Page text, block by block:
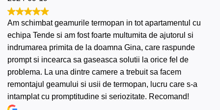
Am schimbat geamurile termopan in tot apartamentul cu
echipa Tende si am fost foarte multumita de ajutorul si
indrumarea primita de la doamna Gina, care raspunde
prompt si incearca sa gaseasca solutii la orice fel de
problema. La una dintre camere a trebuit sa facem
remontajul geamului si usii de termopan, lucru care s-a
intamplat cu promptitudine si seriozitate. Recomand!